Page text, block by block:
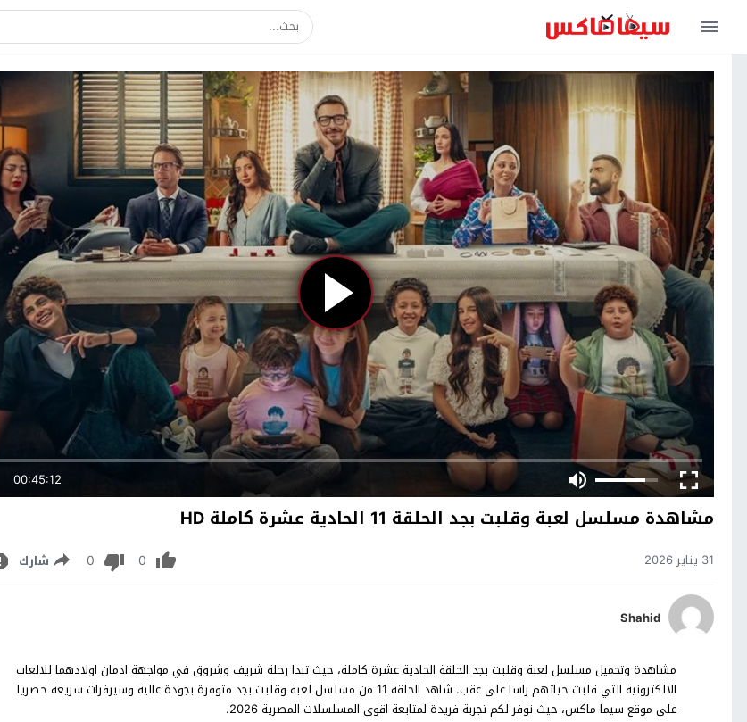
00:45:12
مشاهدة مسلسل لعبة وقلبت بجد الحلقة 11 الحادية عشرة كاملة HD
31 يناير 2026 0
0 شارك
Shahid
مشاهدة وتحميل مسلسل لعبة وقلبت بجد الحلقة الحادية عشرة كاملة، حيث تبدا رحلة شريف وشروق في مواجهة ادمان اولادهما للالعاب
الالكترونية التي قلبت حياتهم راسا على عقب. شاهد الحلقة 11 من مسلسل لعبة وقلبت بجد متوفرة بجودة عالية وسيرفرات سريعة حصريا
على موقع سيما ماكس، حيث نوفر لكم تجربة فريدة لمتابعة اقوى المسلسلات المصرية 2026.